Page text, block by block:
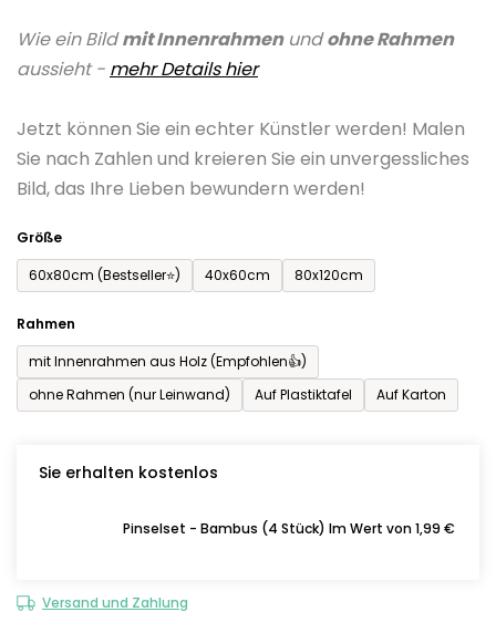
Wie ein Bildmit Innenrahmenundohne Rahmen
aussieht - mehr Details hier
Jetzt können Sie ein echter Künstler werden! Malen
Sie nach Zahlen und kreieren Sie ein unvergessliches
Bild, das Ihre Lieben bewundern werden!
Größe
60x80cm (Bestseller⭐)
40x60cm 80x120cm
Rahmen
mit Innenrahmen aus Holz (Empfohlen👍)
ohne Rahmen (nur Leinwand)
Auf Plastiktafel Auf Karton
Sie erhalten kostenlos
Pinselset - Bambus (4 Stück) Im Wert von 1,99 €
Versand und Zahlung
Produktbewertung
ist
von
5
Sternen.